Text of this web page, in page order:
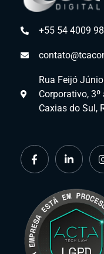
+55 54 4009
Rua Feijó
Corporativo,
Caxias do Sul,